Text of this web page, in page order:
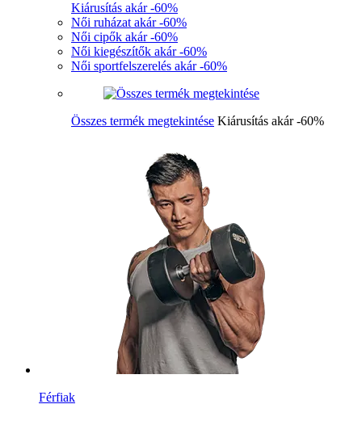
Kiárusítás akár -60%
Női ruházat akár -60%
Női cipők akár -60%
Női kiegészítők akár -60%
Női sportfelszerelés akár -60%
Összes termék megtekintése Kiárusítás akár -60%
Férfiak